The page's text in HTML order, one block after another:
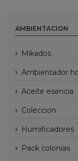
AMBIENTACION
mikados
ambientador
aceite esencia
coleccion
humificadores
pack colonias